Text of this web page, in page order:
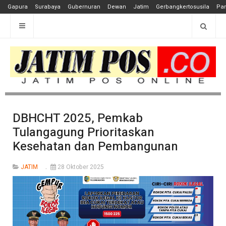
Gapura Surabaya Gubernuran Dewan Jatim Gerbangkertosusila
DBHCHT 2025, Pemkab
Tulangagung Prioritaskan
Kesehatan dan Pembangunan
JATIM 28 Oktober 2025